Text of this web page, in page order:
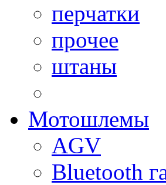
перчатки
прочее
штаны
Мотошлемы
AGV
Bluetooth